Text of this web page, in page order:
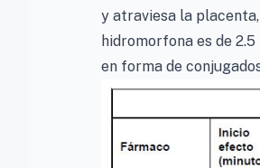
y atraviesa la
hidromorfona es de
en forma de